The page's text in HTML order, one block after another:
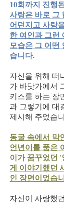
10회까지 진행
사랑은 바로 그
어던지고 사랑
한 여인과 그런
모습은 그 어떤
습니다.
자신을 위해 떠
가 바닷가에서
키스를 하는 장
과 그렇기에 대
제시해 주었습
동굴 속에서 막
언년이를 품은
이가 꿈꾸었던 '
게 이야기했던
인 장면이었습
자신이 사랑했